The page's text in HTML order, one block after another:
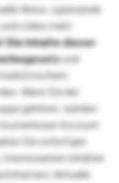
News, spannende
vieles mehr
Die Inhalte dieser
und
Wenn Sie der
gehören, würden
Account
Sie sofortigen
interessanten Inhalten
Aktuelle